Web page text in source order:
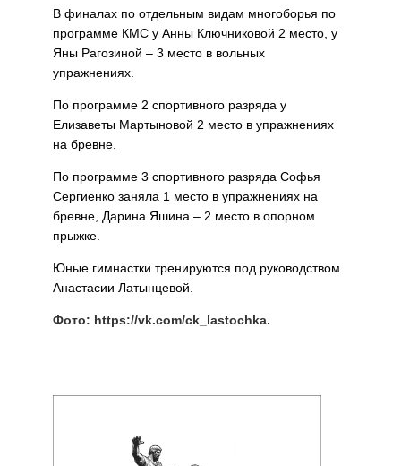
В финалах по отдельным видам многоборья по
программе КМС у Анны Ключниковой 2 место, у
Яны Рагозиной – 3 место в вольных
упражнениях.
По программе 2 спортивного разряда у
Елизаветы Мартыновой 2 место в упражнениях
на бревне.
По программе 3 спортивного разряда Софья
Сергиенко заняла 1 место в упражнениях на
бревне, Дарина Яшина – 2 место в опорном
прыжке.
Юные гимнастки тренируются под руководством
Анастасии Латынцевой.
Фото: https://vk.com/ck_lastochka.